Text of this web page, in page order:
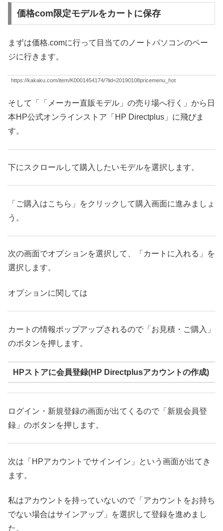
価格com限定モデルをカートに保存
まずは価格.comに行って目当てのノートパソコンのペー
ジに行きます。
https://kakaku.com/item/K0001454174/?lid=20190108pricemenu_hot
そして「「メーカー直販モデル」の売り場へ行く」から日
本HP公式オンラインストア「HP Directplus」に飛びま
す。
下にスクロールして購入したいモデルを選択します。
「ご購入はこちら」をクリックして購入画面に進みましょ
う。
次の画面でオプションを選択して、「カートに入れる」を
選択します。
オプションに関しては
カートの情報ポップアップされるので「お見積・ご購入」
のボタンを押します。
HPストアに会員登録(HP Directplusアカウントの作成)
ログイン・新規登録の画面が出てくるので「新規会員登
録」のボタンを押します。
次は「HPアカウントでサインイン」という画面が出てき
ます。
私はアカウントを持っていないので「アカウントをお持ち
でない場合はサインアップ」を選択して登録を進めまし
た。